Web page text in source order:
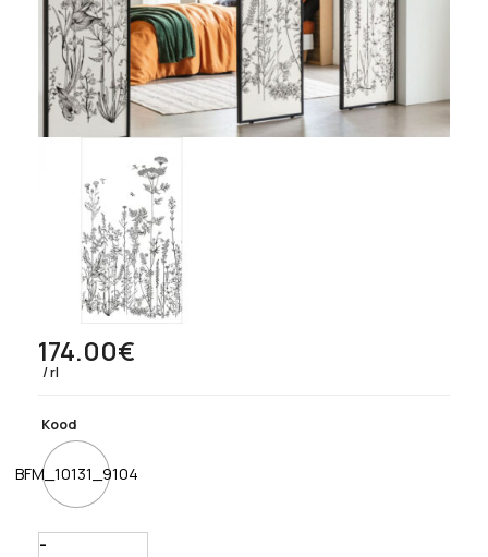
174.00€
rl
Kood
BFM_10131_9104
Quantity